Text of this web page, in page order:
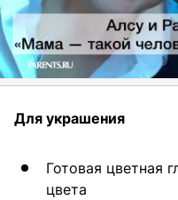
Для украшения
Готовая цветная
цвета